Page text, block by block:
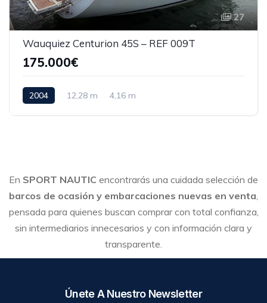
27
Wauquiez Centurion 45S – REF 009T
175.000€
2004 12,28 m 4,16 m
En SPORT NAUTIC encontrarás una cuidada selección de
barcos de ocasión y embarcaciones nuevas en venta
pensada para quienes buscan comprar con total confianza,
sin intermediarios innecesarios y con información clara y
transparente.
Únete A Nuestro Newsletter